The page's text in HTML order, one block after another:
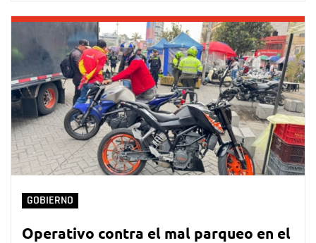
GOBIERNO
Operativo contra el mal parqueo en el